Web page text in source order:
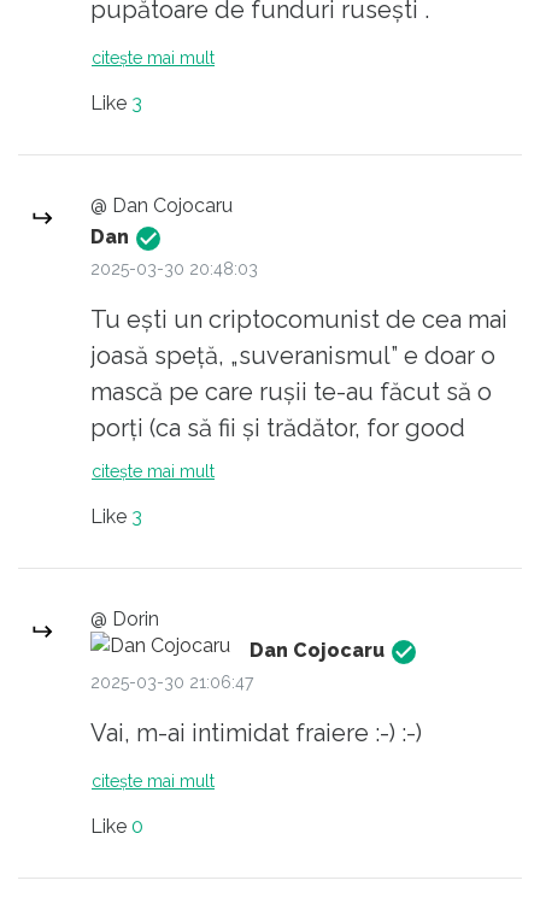
sensibilitățile unei majorități a
populației nici pe banii tăi proprii.
desigur, elevat, dar cu acte sexuale
reale și explicite? Păi vezi, liniile roșii
există, nu putem să ne dăm noi cât de
”progresiști” vrem, că e nașpa, e câh...
pupătoare de funduri rusești .
citește mai mult
Like 3
@ Dan Cojocaru
Dan
2025-03-30 20:48:03
Tu ești un criptocomunist de cea mai
joasă speță, „suveranismul” e doar o
mască pe care rușii te-au făcut să o
porți (ca să fii și trădător, for good
measure).
citește mai mult
Like 3
@ Dorin
Dan Cojocaru
2025-03-30 21:06:47
Vai, m-ai intimidat fraiere :-) :-)
citește mai mult
Like 0